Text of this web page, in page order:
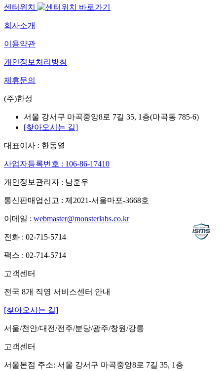
센터위치
회사소개
이용약관
개인정보처리방침
제휴문의
(주)한성
서울 강서구 마곡중앙8로 7길 35, 1층(마곡동 785-6)
[찾아오시는 길]
대표이사 : 한동열
사업자등록번호 : 106-86-17410
개인정보관리자 : 남훈우
통신판매업신고 : 제2021-서울마포-3668호
이메일 : webmaster@monsterlabs.co.kr
전화 : 02-715-5714
팩스 : 02-714-5714
고객센터
전국 8개 직영 서비스센터 안내
[찾아오시는 길]
서울/천안/대전/전주/분당/광주/창원/강릉
고객센터
서울본점 주소: 서울 강서구 마곡중앙8로 7길 35, 1층